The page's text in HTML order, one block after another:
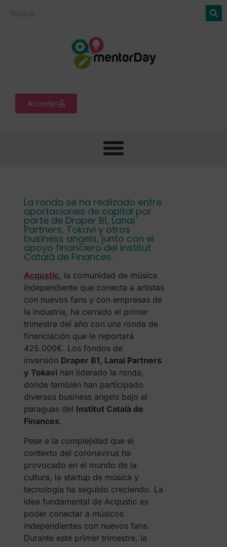
Acceder
La ronda se ha realizado entre
aportaciones de capital por
parte de Draper B1, Lanai
Partners, Tokavi y otros
business angels, junto con el
apoyo financiero del Institut
Català de Finances.
Acqustic, la comunidad de música
independiente que conecta a artistas
con nuevos fans y con empresas de
la industria, ha cerrado el primer
trimestre del año con una ronda de
financiación que le reportará
425.000€. Los fondos de
inversión Draper B1, Lanai Partners
y Tokavi han liderado la ronda,
donde también han participado
diversos business angels bajo el
paraguas del Institut Català de
Finances.
Pese a la complejidad que el
contexto del coronavirus ha
provocado en el mundo de la
cultura, la startup de música y
tecnología ha seguido creciendo. La
idea fundamental de Acqustic es
poder conectar a músicos
independientes con nuevos fans.
Durante este primer trimestre, la